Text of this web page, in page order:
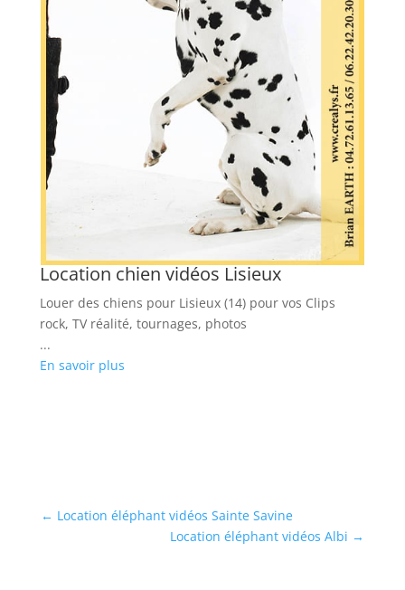
Location chien vidéos Lisieux
Louer des chiens pour Lisieux (14) pour vos Clips
rock, TV réalité, tournages, photos
...
En savoir plus
← Location éléphant vidéos Sainte Savine
Location éléphant vidéos Albi →